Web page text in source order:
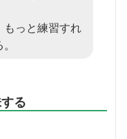
もっと練習すれ
る